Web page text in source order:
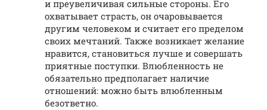
и преувеличивая сильные стороны. Его
охватывает страсть, он очаровывается
другим человеком и считает его пределом
своих мечтаний. Также возникает желание
нравится, становиться лучше и совершать
приятные поступки. Влюбленность не
обязательно предполагает наличие
отношений: можно быть влюбленным
безответно.